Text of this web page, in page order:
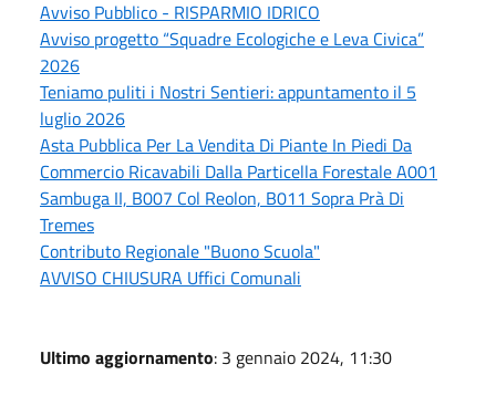
Avviso Pubblico - RISPARMIO IDRICO
Avviso progetto “Squadre Ecologiche e Leva Civica”
2026
Teniamo puliti i Nostri Sentieri: appuntamento il 5
luglio 2026
Asta Pubblica Per La Vendita Di Piante In Piedi Da
Commercio Ricavabili Dalla Particella Forestale A001
Sambuga II, B007 Col Reolon, B011 Sopra Prà Di
Tremes
Contributo Regionale "Buono Scuola"
AVVISO CHIUSURA Uffici Comunali
Ultimo aggiornamento: 3 gennaio 2024, 11:30